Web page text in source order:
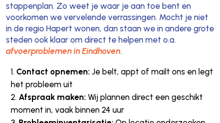
stappenplan. Zo weet je waar je aan toe bent en
voorkomen we vervelende verrassingen. Mocht je niet
in de regio Hapert wonen, dan staan we in andere grote
steden ook klaar om direct te helpen met o.a.
afvoerproblemen in Eindhoven.
Contact opnemen: Je belt, appt of mailt ons en legt
het probleem uit
Afspraak maken: Wij plannen direct een geschikt
moment in, vaak binnen 24 uur